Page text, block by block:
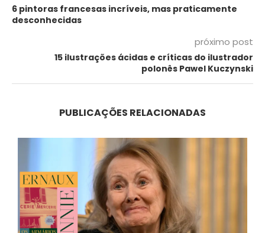
6 pintoras francesas incríveis, mas praticamente
desconhecidas
próximo post
15 ilustrações ácidas e críticas do ilustrador
polonês Pawel Kuczynski
PUBLICAÇÕES RELACIONADAS